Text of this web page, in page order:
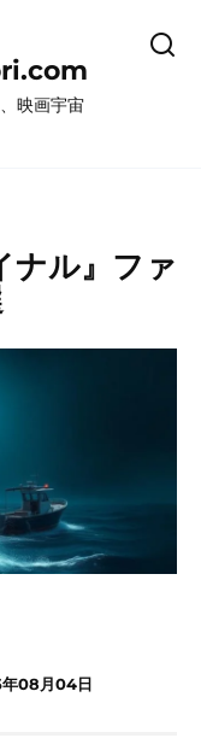
映画宇宙
ナル』ファ
08月04日